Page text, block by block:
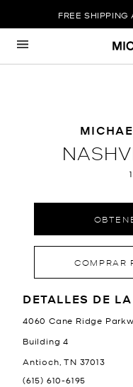
Ir al contenido
FREE SHIPPING
Volver a
COMPRAR
LOCATION
DETALLES DE
4060 Cane Ridge
Building 4
Antioch TN 37013
(615) 610-6195